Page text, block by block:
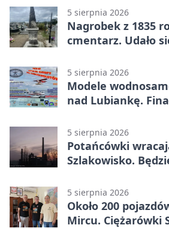
5 sierpnia 2026
Nagrobek z 1835
cmentarz. Udało
5 sierpnia 2026
Modele
nad Lubiankę.
5 sierpnia 2026
Potańcówki
Szlakowisko.
5 sierpnia 2026
Około 200
Mircu. Ciężarówki